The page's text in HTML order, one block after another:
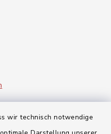
wir technisch notwendige